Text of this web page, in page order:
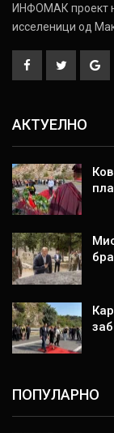
ИНФОМАК проект
исселеници од
АКТУЕЛНО
ПОПУЛАРНО